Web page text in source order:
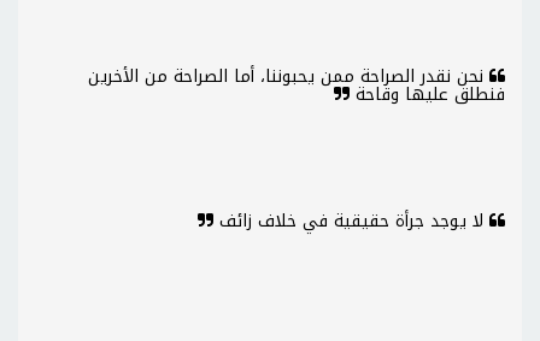
نحن نقدر الصراحة ممن يحبوننا، أما الصراحة من الأخرين
فنطلق عليها وقاحة
لا يوجد جرأة حقيقية في خلاف زائف